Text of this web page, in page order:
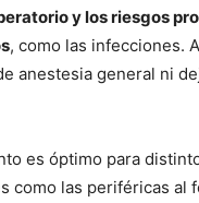
y los riesgos
, como las infecciones.
anestesia general ni
es óptimo para
como las periféricas al